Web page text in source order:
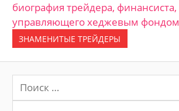
биография трейдера, финансиста,
управляющего хеджевым фондом
ЗНАМЕНИТЫЕ ТРЕЙДЕРЫ